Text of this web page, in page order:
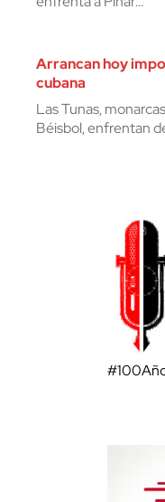
Arrancan hoy
cubana
Las Tunas,
Béisbol, enfrentan